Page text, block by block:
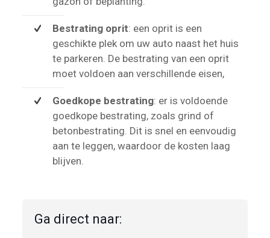
Bestrating oprit: een oprit is een
geschikte plek om uw auto naast het huis
te parkeren. De bestrating van een oprit
moet voldoen aan verschillende eisen,
Goedkope bestrating: er is voldoende
goedkope bestrating, zoals grind of
betonbestrating. Dit is snel en eenvoudig
aan te leggen, waardoor de kosten laag
blijven.
Ga direct naar: